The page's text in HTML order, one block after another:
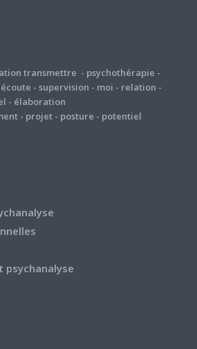
transmettre - psychothérapie -
écoute - supervision - moi - relation -
- élaboration
- projet- posture - potentiel
psychanalyse